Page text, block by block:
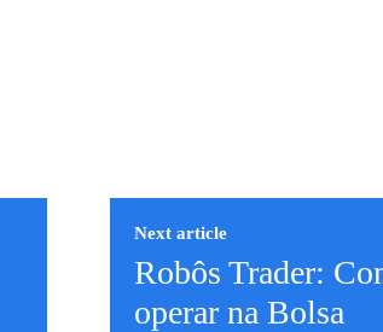
Next article
Robôs Trader:
operar na Bolsa